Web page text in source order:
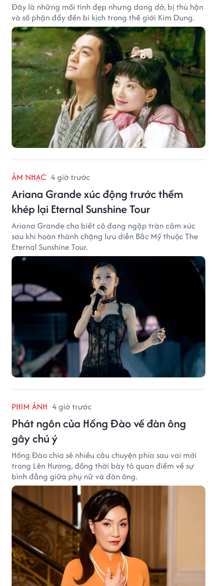
Đây là những mối tình đẹp nhưng dang dở, bị thù hận
và số phận đẩy đến bi kịch trong thế giới Kim Dung.
ÂM NHẠC 4 giờ trước
Ariana Grande xúc động trước thềm
khép lại Eternal Sunshine Tour
Ariana Grande cho biết cô đang ngập tràn cảm xúc
sau khi hoàn thành chặng lưu diễn Bắc Mỹ thuộc The
Eternal Sunshine Tour.
PHIM ẢNH 4 giờ trước
Phát ngôn của Hồng Đào về đàn ông
gây chú ý
Hồng Đào chia sẻ nhiều câu chuyện phía sau vai mới
trong Lên Hương, đồng thời bày tỏ quan điểm về sự
bình đẳng giữa phụ nữ và đàn ông.